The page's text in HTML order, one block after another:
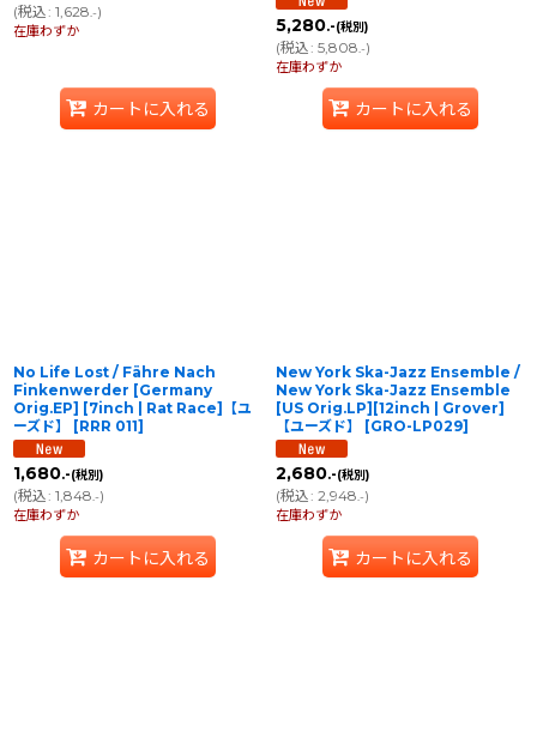
(税込: 1,628.-)
在庫わずか
カートに入れる
5,280.-(税別)
(税込: 5,808.-)
在庫わずか
カートに入れる
No Life Lost / Fähre Nach
Finkenwerder [Germany
Orig.EP] [7inch | Rat Race]【ユ
ーズド】
[RRR 011]
1,680.-(税別)
(税込: 1,848.-)
在庫わずか
カートに入れる
New York Ska-Jazz Ensemble /
New York Ska-Jazz Ensemble
[US Orig.LP][12inch | Grover]
【ユーズド】
[GRO-LP029]
2,680.-(税別)
(税込: 2,948.-)
在庫わずか
カートに入れる